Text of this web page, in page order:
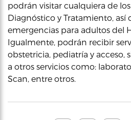
podrán visitar cualquiera de
Diagnóstico y Tratamiento, así
emergencias para adultos del
Igualmente, podrán recibir
obstetricia, pediatría y acceso,
a otros servicios como:
Scan, entre otros.